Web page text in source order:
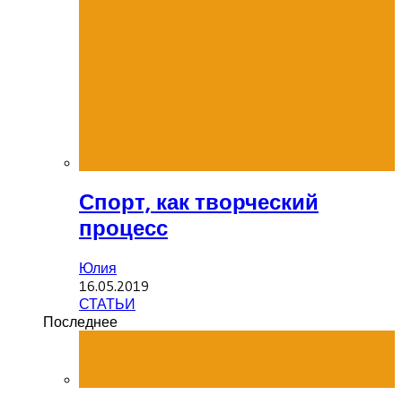
Спорт, как творческий
процесс
Юлия
16.05.2019
СТАТЬИ
Последнее